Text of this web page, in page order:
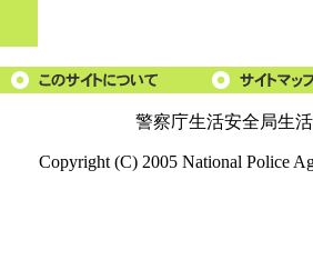
警察庁生活安全局生
Copyright (C) 2005 National Police